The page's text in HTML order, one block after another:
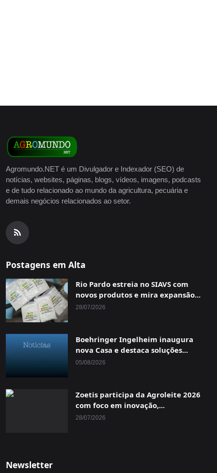
Agromundo.NET é um Divulgador e Indexador (SEO) de
notícias, websites, páginas, blogs, vídeos, imagens, podcasts
e de tudo relacionado ao mundo da agricultura, pecuária e
demais negócios relacionados ao setor.
Postagens em Alta
Rio Pardo estreia no SIAVS com
novos produtos e mira expansão...
28/07/2026
Boehringer Ingelheim inaugura
nova Casa e destaca soluções...
05/08/2026
Zoetis participa da Agroleite 2026
com foco em inovação,...
28/07/2026
Newsletter